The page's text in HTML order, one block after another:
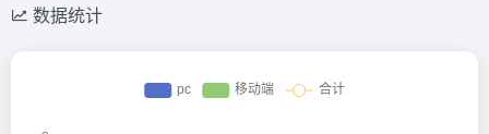
数据统计